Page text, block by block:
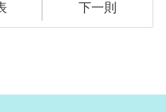
下一則